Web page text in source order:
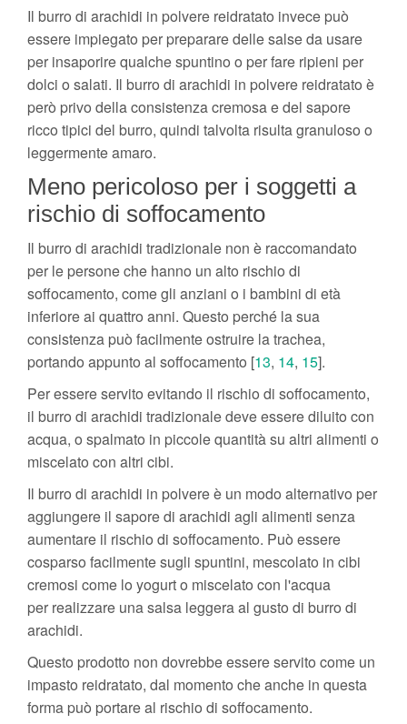
Il burro di arachidi in polvere reidratato invece può
essere impiegato per preparare delle salse da usare
per insaporire qualche spuntino o per fare ripieni per
dolci o salati. Il burro di arachidi in polvere reidratato è
però privo della consistenza cremosa e del sapore
ricco tipici del burro, quindi talvolta risulta granuloso o
leggermente amaro.
Meno pericoloso per i soggetti a
rischio di soffocamento
Il burro di arachidi tradizionale non è raccomandato
per le persone che hanno un alto rischio di
soffocamento, come gli anziani o i bambini di età
inferiore ai quattro anni. Questo perché la sua
consistenza può facilmente ostruire la trachea,
portando appunto al soffocamento [13, 14, 15].
Per essere servito evitando il rischio di soffocamento,
il burro di arachidi tradizionale deve essere diluito con
acqua, o spalmato in piccole quantità su altri alimenti o
miscelato con altri cibi.
Il burro di arachidi in polvere è un modo alternativo per
aggiungere il sapore di arachidi agli alimenti senza
aumentare il rischio di soffocamento. Può essere
cosparso facilmente sugli spuntini, mescolato in cibi
cremosi come lo yogurt o miscelato con l'acqua
per realizzare una salsa leggera al gusto di burro di
arachidi.
Questo prodotto non dovrebbe essere servito come un
impasto reidratato, dal momento che anche in questa
forma può portare al rischio di soffocamento.